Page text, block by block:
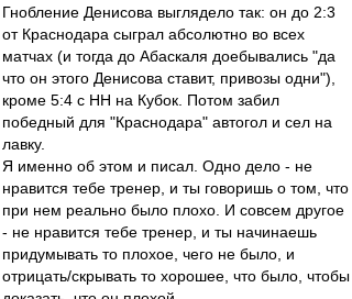
Гнобление Денисова выглядело так: он до 2:3
от Краснодара сыграл абсолютно во всех
матчах (и тогда до Абаскаля доебывались "да
что он этого Денисова ставит, привозы одни"),
кроме 5:4 с НН на Кубок. Потом забил
победный для "Краснодара" автогол и сел на
лавку.
Я именно об этом и писал. Одно дело - не
нравится тебе тренер, и ты говоришь о том, что
при нем реально было плохо. И совсем другое
- не нравится тебе тренер, и ты начинаешь
придумывать то плохое, чего не было, и
отрицать/скрывать то хорошее, что было, чтобы